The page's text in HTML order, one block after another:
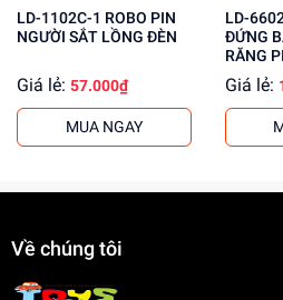
cho khách buôn. Liên hệ ngay
LD-1102C-1 ROBO PIN
NGƯỜI SẮT LỒNG ĐÈN
Giá lẻ: 57.000₫
MUA NGAY
LD-6602-5A
ĐỨNG
RĂNG
Giá lẻ:
Về chúng tôi